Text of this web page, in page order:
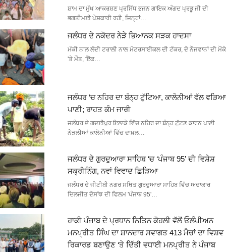
ਸ਼ਾਮ ਦਾ ਮੁੱਖ ਆਕਰਸ਼ਣ ਪ੍ਰਸਿੱਧ ਭਜਨ ਗਾਇਕ ਅੰਗਦ ਪ੍ਰਭੂ ਜੀ ਦੀ
ਭਗਤੀਮਈ ਪੇਸ਼ਕਾਰੀ ਰਹੀ, ਜਿਨ੍ਹਾਂ…
ਜਲੰਧਰ ਦੇ ਨਕੋਦਰ ਨੇੜੇ ਭਿਆਨਕ ਸੜਕ ਹਾਦਸਾ
ਮੱਕੀ ਨਾਲ ਲੱਦੀ ਟਰਾਲੀ ਨਾਲ ਮੋਟਰਸਾਈਕਲ ਦੀ ਟੱਕਰ, ਦੋ ਨੌਜਵਾਨਾਂ ਦੀ ਮੌਕੇ
'ਤੇ ਮੌਤ, ਇੱਕ…
ਜਲੰਧਰ ‘ਚ ਨਹਿਰ ਦਾ ਬੰਨ੍ਹ ਟੁੱਟਿਆ, ਕਾਲੋਨੀਆਂ ਵੱਲ ਵੜਿਆ
ਪਾਣੀ; ਰਾਹਤ ਕੰਮ ਜਾਰੀ
ਜਲੰਧਰ ਦੇ ਗਦਈਪੁਰ ਇਲਾਕੇ ਵਿੱਚ ਨਹਿਰ ਦਾ ਬੰਨ੍ਹ ਟੁੱਟਣ ਕਾਰਨ ਪਾਣੀ
ਨੇੜਲੀਆਂ ਕਾਲੋਨੀਆਂ ਵਿੱਚ ਦਾਖ਼ਲ…
ਜਲੰਧਰ ਦੇ ਗੁਰਦੁਆਰਾ ਸਾਹਿਬ ‘ਚ ‘ਪੰਜਾਬ 95’ ਦੀ ਵਿਸ਼ੇਸ਼
ਸਕ੍ਰੀਨਿੰਗ, ਨਵਾਂ ਵਿਵਾਦ ਛਿੜਿਆ
ਜਲੰਧਰ ਦੇ ਜੀਟੀਬੀ ਨਗਰ ਸਥਿਤ ਗੁਰਦੁਆਰਾ ਸਾਹਿਬ ਵਿੱਚ ਅਦਾਕਾਰ
ਦਿਲਜੀਤ ਦੋਸਾਂਝ ਦੀ ਫਿਲਮ 'ਪੰਜਾਬ 95'…
ਹਾਕੀ ਪੰਜਾਬ ਦੇ ਪ੍ਰਧਾਨ ਨਿਤਿਨ ਕੋਹਲੀ ਵੱਲੋਂ ਓਲੰਪੀਅਨ
ਮਨਪ੍ਰੀਤ ਸਿੰਘ ਦਾ ਸ਼ਾਨਦਾਰ ਸਵਾਗਤ 413 ਮੈਚਾਂ ਦਾ ਵਿਸ਼ਵ
ਰਿਕਾਰਡ ਬਣਾਉਣ ‘ਤੇ ਦਿੱਤੀ ਵਧਾਈ ਮਨਪ੍ਰੀਤ ਨੇ ਪੰਜਾਬ